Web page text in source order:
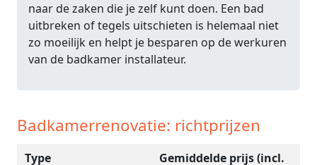
naar de zaken die je zelf kunt doen. Een bad
uitbreken of tegels uitschieten is helemaal niet
zo moeilijk en helpt je besparen op de werkuren
van de badkamer installateur.
Badkamerrenovatie: richtprijzen
Type Gemiddelde prijs (incl.